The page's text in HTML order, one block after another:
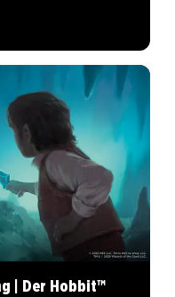
| Der Hobbit™